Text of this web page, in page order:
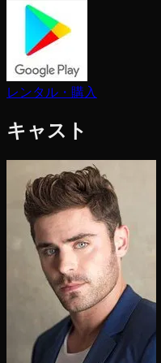
レンタル・購入
キャスト